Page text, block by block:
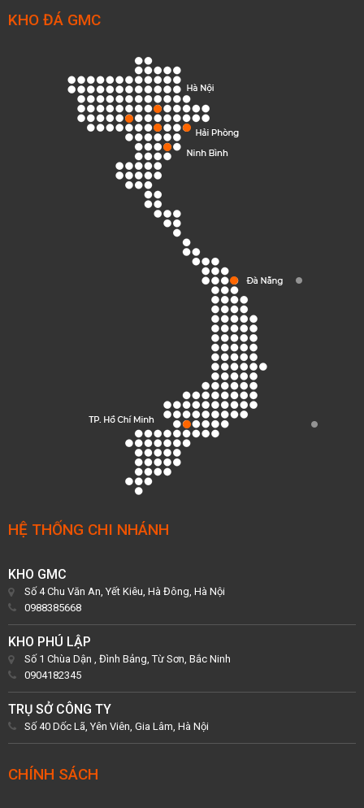
KHO ĐÁ GMC
HỆ THỐNG CHI NHÁNH
KHO GMC
Số 4 Chu Văn An, Yết Kiêu, Hà Đông, Hà Nội
0988385668
KHO PHÚ LẬP
Số 1 Chùa Dận , Đình Bảng, Từ Sơn, Bắc Ninh
0904182345
TRỤ SỞ CÔNG TY
Số 40 Dốc Lã, Yên Viên, Gia Lâm, Hà Nội
CHÍNH SÁCH